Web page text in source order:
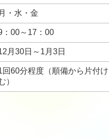
月・水・金
：00～17：00
月30日～1月3日
回60分程度（順備から片付
）